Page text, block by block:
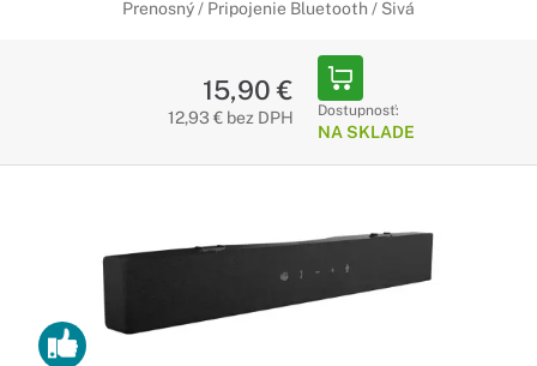
Prenosný / Pripojenie Bluetooth / Sivá
15,90 €
12,93 € bez DPH Dostupnosť:
NA SKLADE